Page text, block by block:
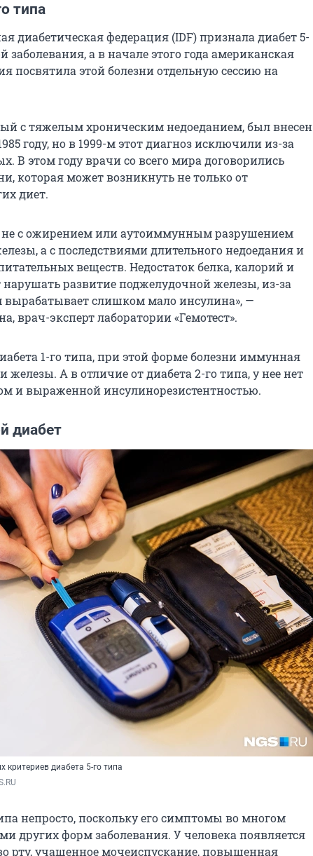
типа
диабетическая федерация (IDF) признала диабет 5-
заболевания, а в начале этого года американская
посвятила этой болезни отдельную сессию на
с тяжелым хроническим недоеданием, был внесен
году, но в 1999-м этот диагноз исключили из-за
В этом году врачи со всего мира договорились
которая может возникнуть не только от
диет.
не с ожирением или аутоиммунным разрушением
а с последствиями длительного недоедания и
веществ. Недостаток белка, калорий и
развитие поджелудочной железы, из-за
вырабатывает слишком мало инсулина», —
врач-эксперт лаборатории «Гемотест».
1-го типа, при этой форме болезни иммунная
железы. А в отличие от диабета 2-го типа, у нее нет
и выраженной инсулинорезистентностью.
диабет
критериев диабета 5-го типа
непросто, поскольку его симптомы во многом
других форм заболевания. У человека появляется
рту, учащенное мочеиспускание, повышенная